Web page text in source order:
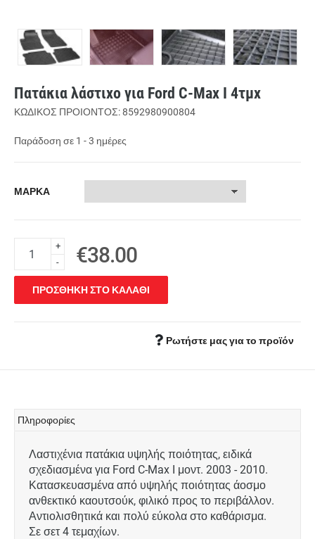
Πατάκια λάστιχο για Ford C-Max I 4τμχ
ΚΩΔΙΚΟΣ ΠΡΟΙΟΝΤΟΣ: 8592980900804
Παράδοση σε 1 - 3 ημέρες
ΜΑΡΚΑ
+
-
€38.00
ΠΡΟΣΘΗΚΗ ΣΤΟ ΚΑΛΑΘΙ
Ρωτήστε μας για το προϊόν
Πληροφορίες
Λαστιχένια πατάκια υψηλής ποιότητας, ειδικά
σχεδιασμένα για Ford C-Max I μοντ. 2003 - 2010.
Κατασκευασμένα από υψηλής ποιότητας άοσμο
ανθεκτικό καουτσούκ, φιλικό προς το περιβάλλον.
Αντιολισθητικά και πολύ εύκολα στο καθάρισμα.
Σε σετ 4 τεμαχίων.